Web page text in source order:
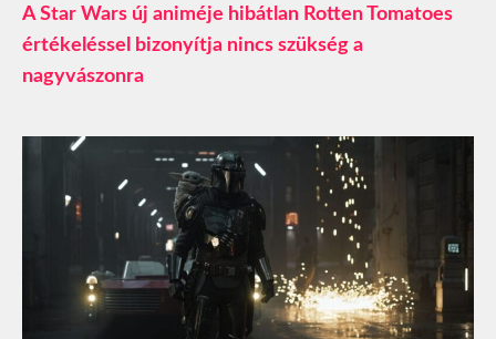
A Star Wars új animéje hibátlan Rotten Tomatoes
értékeléssel bizonyítja nincs szükség a
nagyvászonra